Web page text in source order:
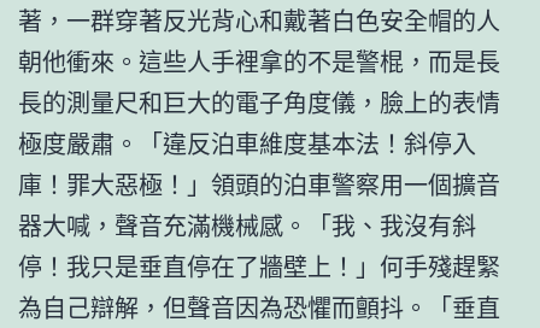
著，一群穿著反光背心和戴著白色安全帽的人
朝他衝來。這些人手裡拿的不是警棍，而是長
長的測量尺和巨大的電子角度儀，臉上的表情
極度嚴肅。「違反泊車維度基本法！斜停入
庫！罪大惡極！」領頭的泊車警察用一個擴音
器大喊，聲音充滿機械感。「我、我沒有斜
停！我只是垂直停在了牆壁上！」何手殘趕緊
為自己辯解，但聲音因為恐懼而顫抖。「垂直